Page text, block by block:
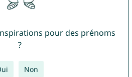
pour des prénoms
?
Non